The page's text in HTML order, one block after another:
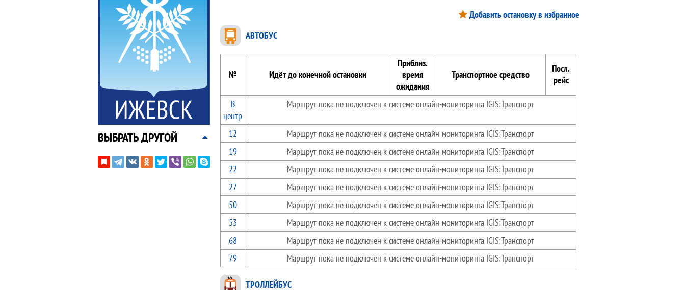
Добавить остановку в избранное
АВТОБУС
№ Идёт до конечной остановки
Приблиз.
время
ожидания
Транспортное средство
Посл.
рейс
В
центр
Маршрут пока не подключен к системе онлайн-мониторинга IGIS:Транспорт
12
Маршрут пока не подключен к системе онлайн-мониторинга IGIS:Транспорт
19
Маршрут пока не подключен к системе онлайн-мониторинга IGIS:Транспорт
22
Маршрут пока не подключен к системе онлайн-мониторинга IGIS:Транспорт
27
Маршрут пока не подключен к системе онлайн-мониторинга IGIS:Транспорт
50
Маршрут пока не подключен к системе онлайн-мониторинга IGIS:Транспорт
53
Маршрут пока не подключен к системе онлайн-мониторинга IGIS:Транспорт
68
Маршрут пока не подключен к системе онлайн-мониторинга IGIS:Транспорт
79
Маршрут пока не подключен к системе онлайн-мониторинга IGIS:Транспорт
ТРОЛЛЕЙБУС
ВЫБРАТЬ ДРУГОЙ